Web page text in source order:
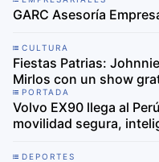
GARC Asesoría
CULTURA
Fiestas Patrias:
Mirlos con un show
PORTADA
Volvo EX90 llega al
movilidad segura,
DEPORTES